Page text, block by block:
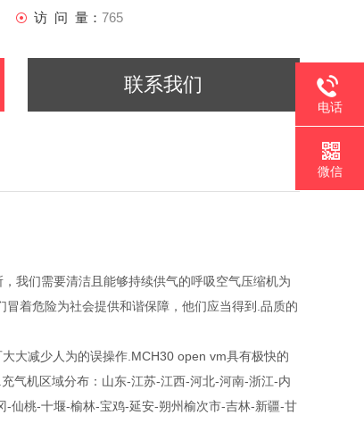
访 问 量： 765
联系我们
我们需要清洁且能够持续供气的呼吸空气压缩机为
着危险为社会提供和谐保障，他们应当得到.品质的
大减少人为的误操作.MCH30 open vm具有极快的
气机区域分布：山东-江苏-江西-河北-河南-浙江-内
仙桃-十堰-榆林-宝鸡-延安-朔州榆次市-吉林-新疆-甘
电话
微信